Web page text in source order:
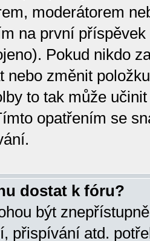
moderátorem
na první
Pokud nikdo
nebo změnit
to tak může
opatřením se
dostat k fóru?
být
přispívání atd.